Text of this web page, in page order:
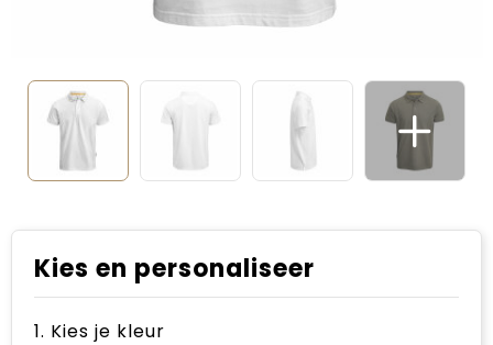
Kies en personaliseer
1. Kies je kleur